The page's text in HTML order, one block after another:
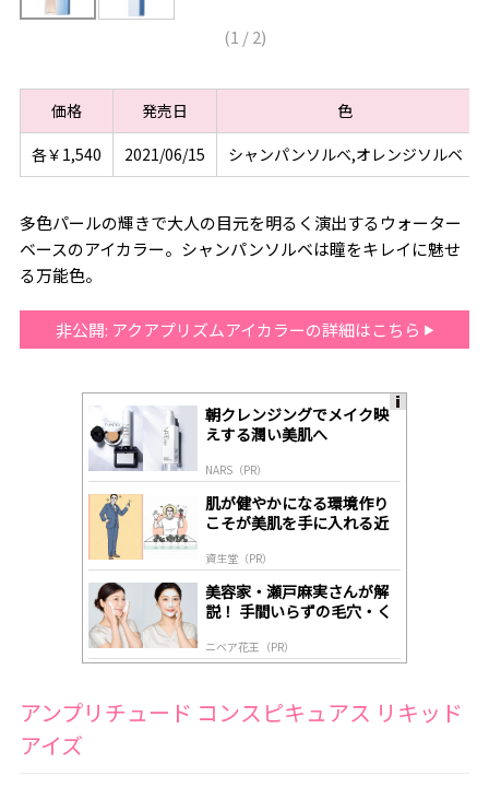
(1 /2)
価格 発売日
色
各￥1,540
2021/06/15 シャンパンソルベ,オレンジソルベ
多色パールの輝きで大人の目元を明るく演出するウォーター
ベースのアイカラー。シャンパンソルベは瞳をキレイに魅せ
る万能色。
非公開: アクアプリズムアイカラーの詳細はこちら
朝クレンジングでメイク映
えする潤い美肌へ
NARS（PR）
肌が健やかになる環境作り
こそが美肌を手に入れる近
資生堂（PR）
美容家・瀬戸麻実さんが解
説！ 手間いらずの毛穴・く
ニベア花王（PR）
アンプリチュード コンスピキュアス リキッド
アイズ